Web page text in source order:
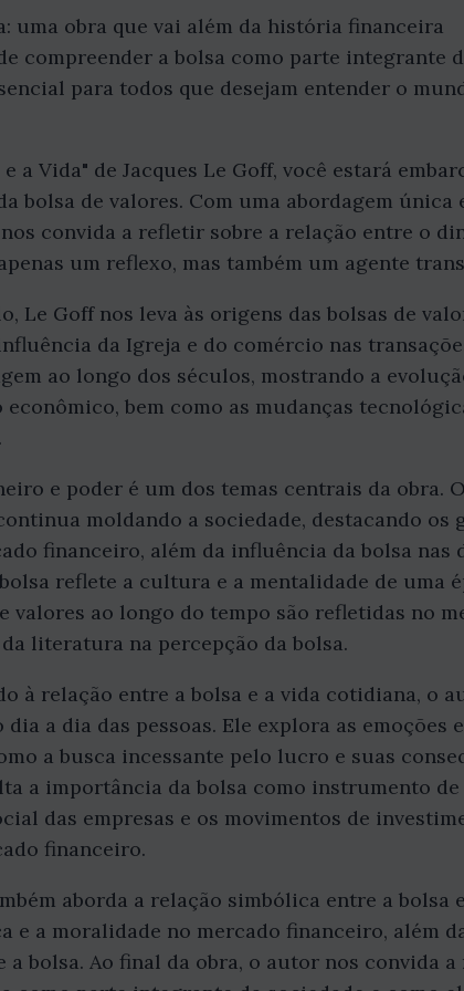
uma obra que vai além da história financeira
compreender a bolsa como parte integrante
para todos que desejam entender o
a Vida" de Jacques Le Goff, você estará
bolsa de valores. Com uma abordagem única
convida a refletir sobre a relação entre o
um reflexo, mas também um agente
Le Goff nos leva às origens das bolsas de
da Igreja e do comércio nas
ao longo dos séculos, mostrando a
bem como as mudanças
e poder é um dos temas centrais da obra.
moldando a sociedade, destacando os
financeiro, além da influência da bolsa nas
reflete a cultura e a mentalidade de uma
valores ao longo do tempo são refletidas no
literatura na percepção da bolsa.
à relação entre a bolsa e a vida cotidiana, o
a dia das pessoas. Ele explora as emoções
a busca incessante pelo lucro e suas
a importância da bolsa como instrumento
das empresas e os movimentos de
financeiro.
aborda a relação simbólica entre a
e a moralidade no mercado financeiro, além
a bolsa. Ao final da obra, o autor nos convida